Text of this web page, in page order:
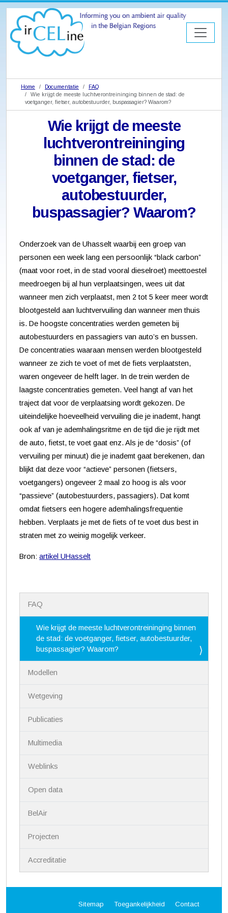
Home Documentatie
FAQ
Wie krijgt de meeste luchtverontreininging binnen de stad: de
voetganger, fietser, autobestuurder, buspassagier? Waarom?
Wie krijgt de meeste
luchtverontreininging
binnen de stad: de
voetganger, fietser,
autobestuurder,
buspassagier? Waarom?
Onderzoek van de Uhasselt waarbij een groep van
personen een week lang een persoonlijk “black carbon”
(maat voor roet, in de stad vooral dieselroet) meettoestel
meedroegen bij al hun verplaatsingen, wees uit dat
wanneer men zich verplaatst, men 2 tot 5 keer meer wordt
blootgesteld aan luchtvervuiling dan wanneer men thuis
is. De hoogste concentraties werden gemeten bij
autobestuurders en passagiers van auto’s en bussen.
De concentraties waaraan mensen werden blootgesteld
wanneer ze zich te voet of met de fiets verplaatsten,
waren ongeveer de helft lager. In de trein werden de
laagste concentraties gemeten. Veel hangt af van het
traject dat voor de verplaatsing wordt gekozen. De
uiteindelijke hoeveelheid vervuiling die je inademt, hangt
ook af van je ademhalingsritme en de tijd die je rijdt met
de auto, fietst, te voet gaat enz. Als je de “dosis” (of
vervuiling per minuut) die je inademt gaat berekenen, dan
blijkt dat deze voor “actieve” personen (fietsers,
voetgangers) ongeveer 2 maal zo hoog is als voor
“passieve” (autobestuurders, passagiers). Dat komt
omdat fietsers een hogere ademhalingsfrequentie
hebben. Verplaats je met de fiets of te voet dus best in
straten met zo weinig mogelijk verkeer.
Bron:artikel UHasselt
v
FAQ
Wie krijgt de meeste luchtverontreininging binnen
de stad: de voetganger, fietser, autobestuurder,
buspassagier? Waarom?
Modellen
Wetgeving
Publicaties
Multimedia
Weblinks
Open data
BelAir
Projecten
Accreditatie
Sitemap Toegankelijkheid Contact